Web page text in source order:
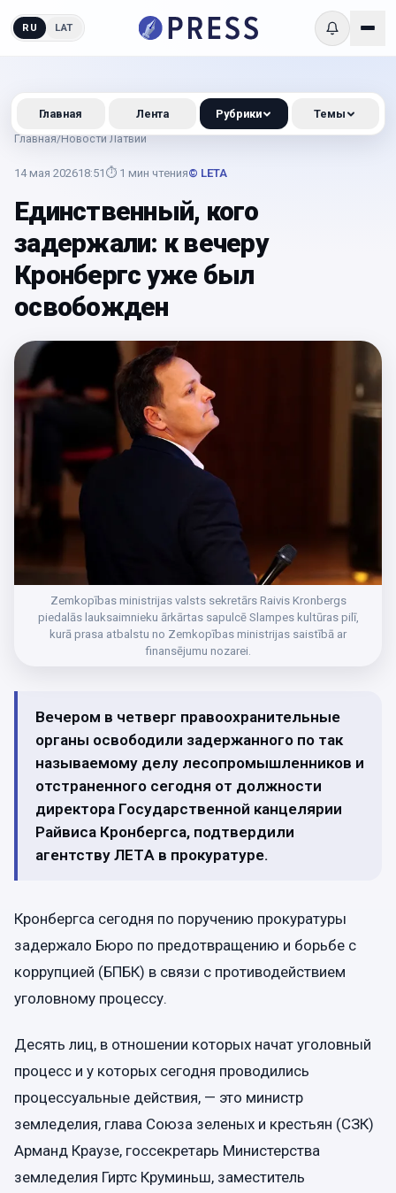
RU LAT
Главная/Новости Латвии
14 мая 202618:51 ⏱ 1 мин чтения© LETA
Единственный, кого
задержали: к вечеру
Кронбергс уже был
освобожден
Zemkopības ministrijas valsts sekretārs Raivis Kronbergs
piedalās lauksaimnieku ārkārtas sapulcē Slampes kultūras pilī,
kurā prasa atbalstu no Zemkopības ministrijas saistībā ar
finansējumu nozarei.
Вечером в четверг правоохранительные
органы освободили задержанного по так
называемому делу лесопромышленников и
отстраненного сегодня от должности
директора Государственной канцелярии
Райвиса Кронбергса, подтвердили
агентству ЛЕТA в прокуратуре.
Кронбергса сегодня по поручению прокуратуры
задержало Бюро по предотвращению и борьбе с
коррупцией (БПБК) в связи с противодействием
уголовному процессу.
Десять лиц, в отношении которых начат уголовный
процесс и у которых сегодня проводились
процессуальные действия, — это министр
земледелия, глава Союза зеленых и крестьян (СЗК)
Арманд Краузе, госсекретарь Министерства
земледелия Гиртс Круминьш, заместитель
Главная Лента Рубрики Темы